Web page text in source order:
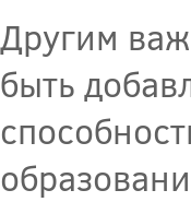
Другим
быть